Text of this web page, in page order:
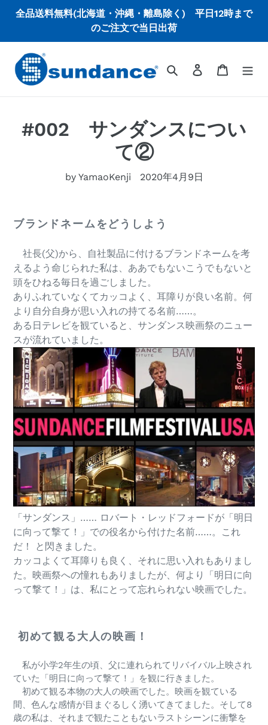
全品送料無料(北海道・沖縄・離島除く) 平日12時まで
のご注文で当日出荷
検索 ログインカート
#002 サンダンスについ
て②
by YamaoKenji 2020年4月9日
ブランドネームをどうしよう
社長(父)から、自社製品に付けるブランドネームを考
えるよう命じられた私は、ああでもないこうでもないと
頭をひねる毎日を過ごしました。
ありふれていなくてカッコよく、耳障りが良い名前。何
より自分自身が思い入れの持てる名前……。
ある日テレビを観ていると、サンダンス映画祭のニュー
スが流れていました。
「サンダンス」…… ロバート・レッドフォードが「明日
に向って撃て！」での役名から付けた名前……。これ
だ！ と閃きました。
カッコよくて耳障りも良く、それに思い入れもありまし
た。映画祭への憧れもありましたが、何より「明日に向
って撃て！」は、私にとって忘れられない映画でした。
初めて観る大人の映画！
私が小学2年生の頃、父に連れられてリバイバル上映され
ていた「明日に向って撃て！」を観に行きました。
初めて観る本物の大人の映画でした。映画を観ている
間、色んな感情が目まぐるしく湧いてきてました。そして8
歳の私は、それまで観たこともないラストシーンに衝撃を